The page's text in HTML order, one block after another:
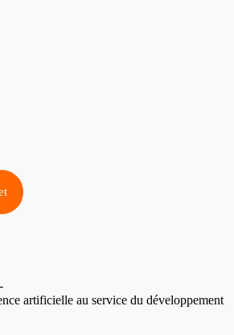
artificielle au service du développement